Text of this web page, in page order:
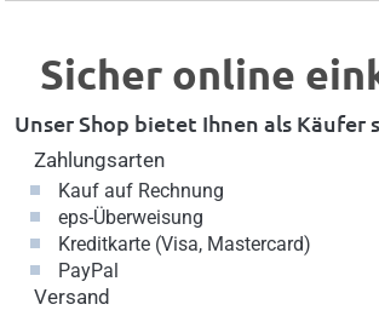
Sicher online
Unser Shop bietet Ihnen als Käufer
Zahlungsarten
Kauf auf Rechnung
eps-Überweisung
Kreditkarte (Visa, Mastercard)
PayPal
Versand